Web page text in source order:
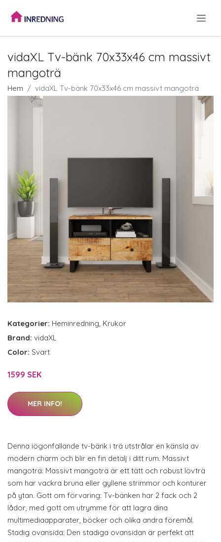
vidaXL Tv-bänk 70x33x46 cm massivt
mangoträ
Hem vidaXL Tv-bänk 70x33x46 cm massivt mangoträ
Kategorier: Heminredning, Krukor
Brand: vidaXL
Color: Svart
1599 SEK
MER INFO!
Denna iögonfallande tv-bänk i trä utstrålar en känsla av
modern charm och blir en fin detalj i ditt rum. Massivt
mangoträ: Massivt mangoträ är ett tätt och robust lövträ
som har vackra bruna eller gyllene strimmor och konturer
på ytan. Gott om förvaring: Tv-bänken har 2 fack och 2
lådor, med gott om utrymme för att lagra dina
multimediaapparater, böcker och olika andra föremål.
Stadig ovansida: Den stadiga ovansidan är perfekt att